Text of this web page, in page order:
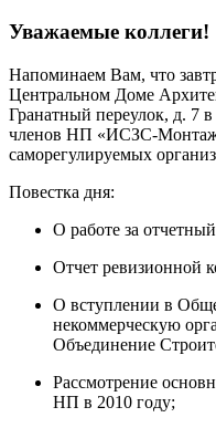
Уважаемые коллеги!
Напоминаем Вам, что
Центральном Доме
Гранатный переулок, д. 7
членов НП «ИСЗС-
саморегулируемых
Повестка дня:
О работе за
Отчет ревизионной
О вступлении в
некоммерческую
Объединение
Рассмотрение
НП в 2010 году;